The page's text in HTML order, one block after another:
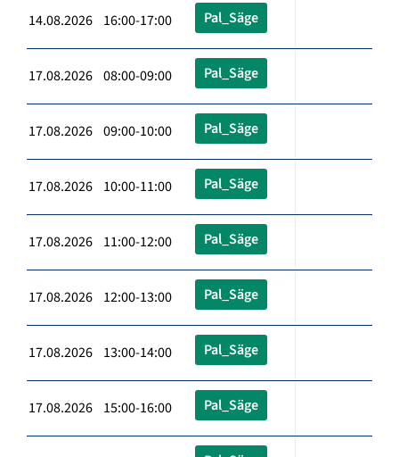
14.08.2026 16:00-17:00 Pal_Säge
17.08.2026 08:00-09:00 Pal_Säge
17.08.2026 09:00-10:00 Pal_Säge
17.08.2026 10:00-11:00 Pal_Säge
17.08.2026 11:00-12:00 Pal_Säge
17.08.2026 12:00-13:00 Pal_Säge
17.08.2026 13:00-14:00 Pal_Säge
17.08.2026 15:00-16:00 Pal_Säge